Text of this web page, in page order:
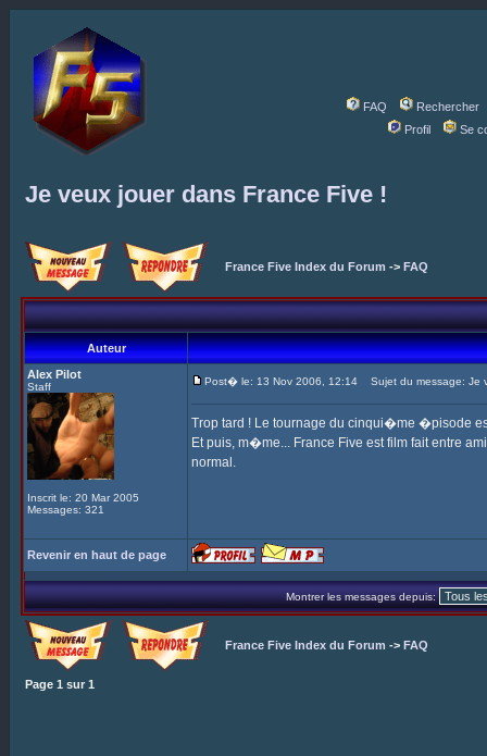
FAQ
Rechercher
Profil
Se
Je veux jouer dans France Five !
France Five Index du Forum -> FAQ
Auteur
Alex Pilot
Staff
Inscrit le: 20 Mar 2005
Messages: 321
Post� le: 13 Nov 2006, 12:14 Sujet du message: Je
Trop tard ! Le tournage du cinqui�me �pisode
Et puis, m�me... France Five est film fait entre
normal.
Revenir en haut de page
Montrer les messages depuis:
France Five Index du Forum -> FAQ
Page 1 sur 1